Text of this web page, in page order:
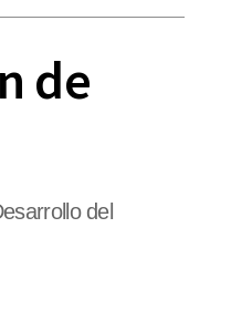
de
del